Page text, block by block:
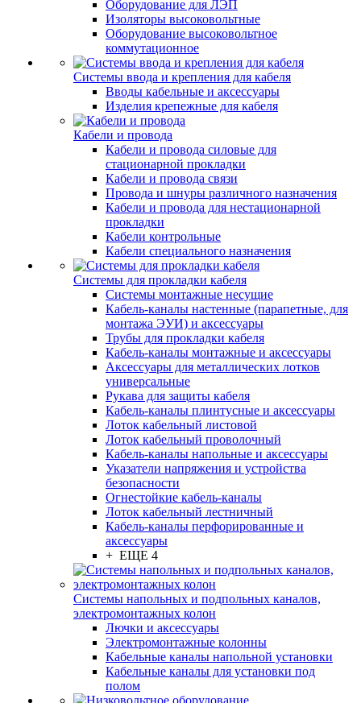
Оборудование для ЛЭП
Изоляторы высоковольтные
Оборудование высоковольтное
коммутационное
Системы ввода и крепления для кабеля
Вводы кабельные и аксессуары
Изделия крепежные для кабеля
Кабели и провода
Кабели и провода силовые для
стационарной прокладки
Кабели и провода связи
Провода и шнуры различного назначения
Кабели и провода для нестационарной
прокладки
Кабели контрольные
Кабели специального назначения
Системы для прокладки кабеля
Системы монтажные несущие
Кабель-каналы настенные (парапетные, для
монтажа ЭУИ) и аксессуары
Трубы для прокладки кабеля
Кабель-каналы монтажные и аксессуары
Аксессуары для металлических лотков
универсальные
Рукава для защиты кабеля
Кабель-каналы плинтусные и аксессуары
Лоток кабельный листовой
Лоток кабельный проволочный
Кабель-каналы напольные и аксессуары
Указатели напряжения и устройства
безопасности
Огнестойкие кабель-каналы
Лоток кабельный лестничный
Кабель-каналы перфорированные и
аксессуары
+ ЕЩЕ 4
Системы напольных и подпольных каналов,
электромонтажных колон
Лючки и аксессуары
Электромонтажные колонны
Кабельные каналы напольной установки
Кабельные каналы для установки под
полом